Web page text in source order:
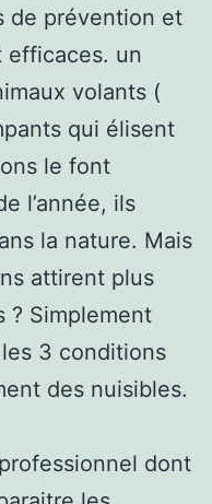
de prévention et
efficaces. un
volants (
qui élisent
le font
l’année, ils
la nature. Mais
attirent plus
? Simplement
3 conditions
des nuisibles.
dont